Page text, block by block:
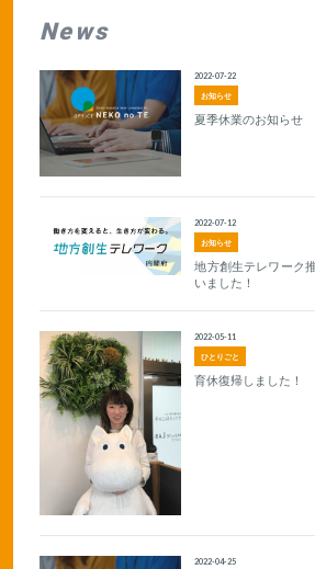
News
お知らせ
2022-07-22
夏季休業のお知らせ
お知らせ
2022-07-12
地方創生テレワーク
いました！
ひとりごと
2022-05-11
育休復帰しました！
2022-04-25